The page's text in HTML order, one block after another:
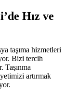
Hız ve
taşıma hizmetleri
Bizi tercih
Taşınma
artırmak